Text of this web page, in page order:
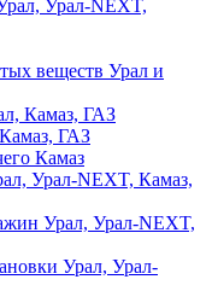
Урал-NEXT,
веществ Урал и
Камаз, ГАЗ
ГАЗ
Камаз
Урал-NEXT, Камаз,
Урал, Урал-NEXT,
Урал, Урал-